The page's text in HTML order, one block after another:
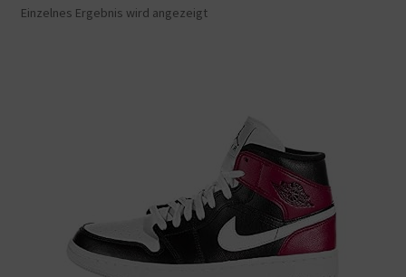
Mein Konto
Einzelnes Ergebnis wird angezeigt